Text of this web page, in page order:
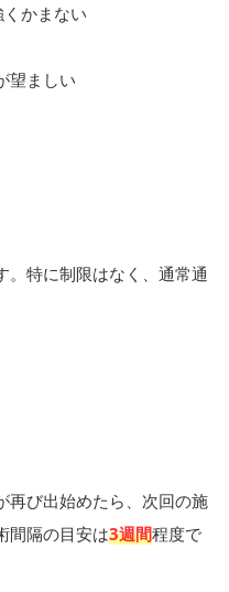
かまない
望ましい
。特に制限はなく、通常通
再び出始めたら、次回の施
間隔の目安は3週間程度で